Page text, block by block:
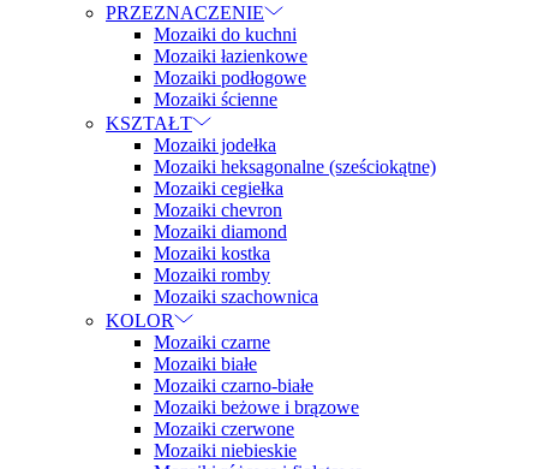
PRZEZNACZENIE
Mozaiki do kuchni
Mozaiki łazienkowe
Mozaiki podłogowe
Mozaiki ścienne
KSZTAŁT
Mozaiki jodełka
Mozaiki heksagonalne (sześciokątne)
Mozaiki cegiełka
Mozaiki chevron
Mozaiki diamond
Mozaiki kostka
Mozaiki romby
Mozaiki szachownica
KOLOR
Mozaiki czarne
Mozaiki białe
Mozaiki czarno-białe
Mozaiki beżowe i brązowe
Mozaiki czerwone
Mozaiki niebieskie